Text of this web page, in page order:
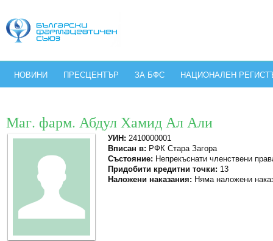
НОВИНИ ПРЕСЦЕНТЪР ЗА БФС НАЦИОНАЛЕН
Маг. фарм. Абдул Хамид Ал Али
УИН: 2410000001
Вписан в: РФК Стара Загора
Състояние: Непрекъснати членствени
Придобити кредитни точки: 13
Наложени наказания: Няма наложени